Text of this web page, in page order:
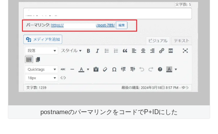
postnameのパーマリンクをコードでP+IDにした